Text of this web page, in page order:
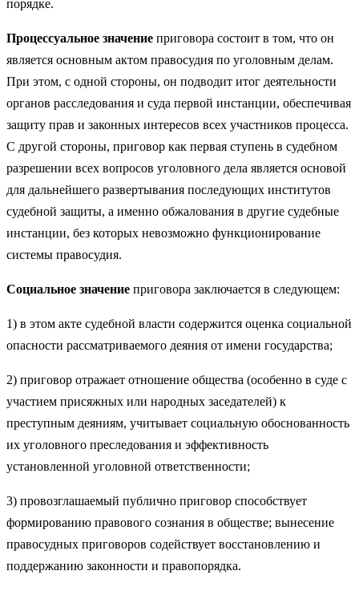
порядке.
Процессуальное значение приговора состоит в том, что он
является основным актом правосудия по уголовным делам.
При этом, с одной стороны, он подводит итог деятельности
органов расследования и суда первой инстанции, обеспечивая
защиту прав и законных интересов всех участников процесса.
С другой стороны, приговор как первая ступень в судебном
разрешении всех вопросов уголовного дела является основой
для дальнейшего развертывания последующих институтов
судебной защиты, а именно обжалования в другие судебные
инстанции, без которых невозможно функционирование
системы правосудия.
Социальное значение приговора заключается в следующем:
1) в этом акте судебной власти содержится оценка социальной
опасности рассматриваемого деяния от имени государства;
2) приговор отражает отношение общества (особенно в суде с
участием присяжных или народных заседателей) к
преступным деяниям, учитывает социальную обоснованность
их уголовного преследования и эффективность
установленной уголовной ответственности;
3) провозглашаемый публично приговор способствует
формированию правового сознания в обществе; вынесение
правосудных приговоров содействует восстановлению и
поддержанию законности и правопорядка.